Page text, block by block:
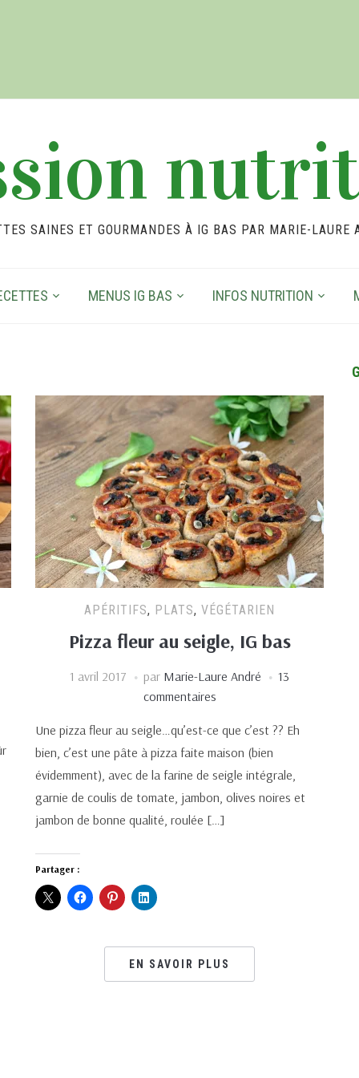
SAINES ET GOURMANDES À IG BAS PAR MARIE-LAURE
MENUS IG BAS INFOS NUTRITION
APÉRITIFS, PLATS, VÉGÉTARIEN
Pizza fleur au seigle, IG bas
1 avril 2017 par Marie-Laure André
13
commentaires
Une pizza fleur au seigle…qu’est-ce que c’est ?? Eh
bien, c’est une pâte à pizza faite maison (bien
évidemment), avec de la farine de seigle intégrale,
garnie de coulis de tomate, jambon, olives noires et
jambon de bonne qualité, roulée […]
Partager :
EN SAVOIR PLUS